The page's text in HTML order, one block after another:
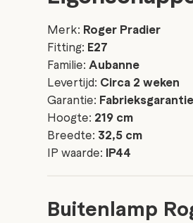
Merk: Roger Pradier
Fitting: E27
Familie:Aubanne
Levertijd: Circa 2 weken
Garantie:
Hoogte: 219 cm
Breedte: 32,5 cm
IP waarde: IP44
Buitenlamp